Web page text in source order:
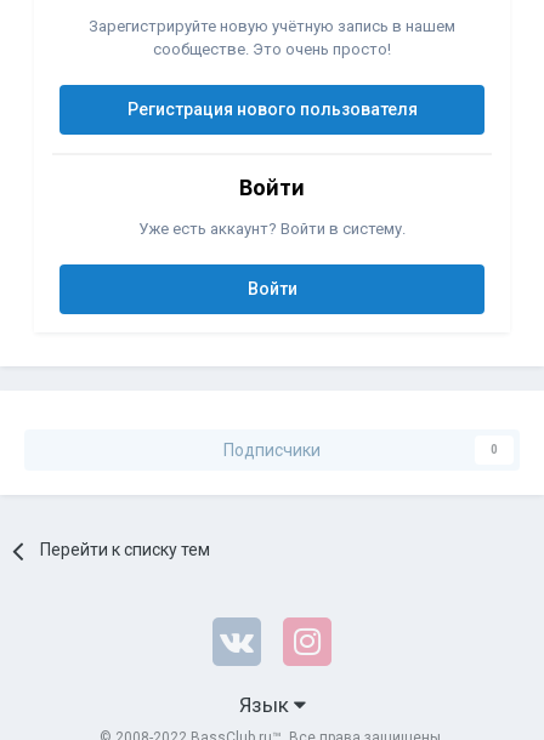
Зарегистрируйте новую учётную запись в нашем
сообществе. Это очень просто!
Регистрация нового пользователя
Войти
Уже есть аккаунт? Войти в систему.
Войти
Подписчики 0
Перейти к списку тем
Язык